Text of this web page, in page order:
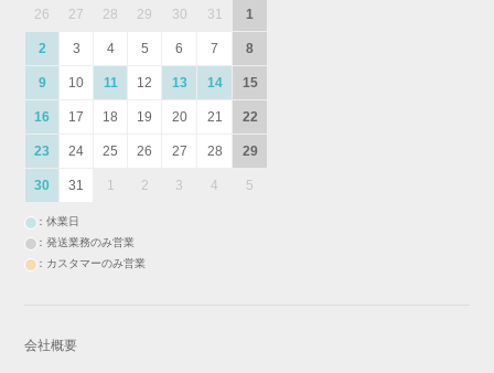
26 27 28 29 30 31 1
2 3 4 5 6 7 8
9 10 11 12 13 14 15
16 17 18 19 20 21 22
23 24 25 26 27 28 29
30 31 1 2 3 4 5
：休業日
：発送業務のみ営業
：カスタマーのみ営業
会社概要